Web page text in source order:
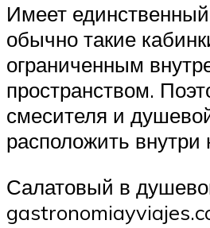
Имеет единственный
обычно такие
ограниченным
пространством.
смесителя и
расположить внутри
Салатовый в